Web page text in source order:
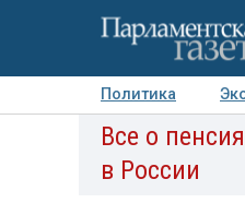
Политика
Авторы
Все о
в России